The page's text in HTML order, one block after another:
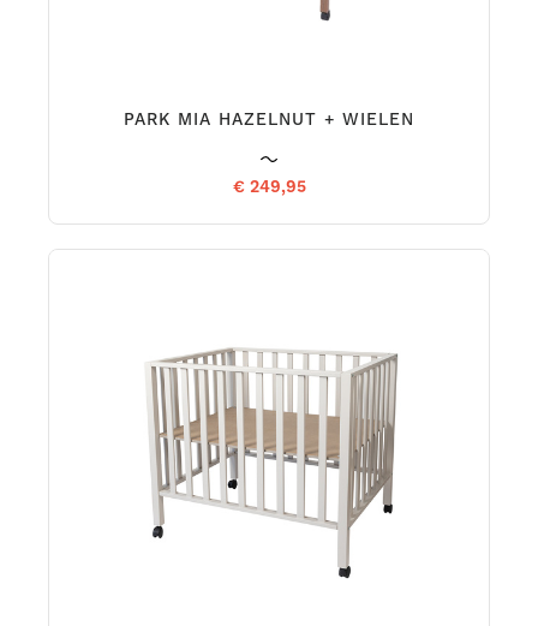
PARK MIA HAZELNUT + WIELEN
€ 249,95